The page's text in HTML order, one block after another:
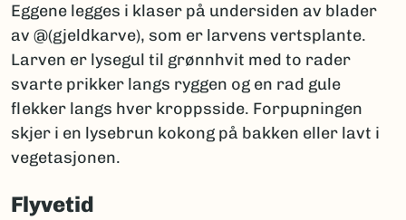
Eggene legges i klaser på undersiden av blader
av @(gjeldkarve), som er larvens vertsplante.
Larven er lysegul til grønnhvit med to rader
svarte prikker langs ryggen og en rad gule
flekker langs hver kroppsside. Forpupningen
skjer i en lysebrun kokong på bakken eller lavt i
vegetasjonen.
Flyvetid